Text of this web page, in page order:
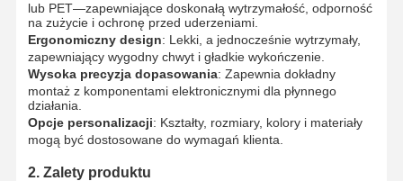
lub PET—zapewniające doskonałą wytrzymałość, odporność
na zużycie i ochronę przed uderzeniami.
Ergonomiczny design: Lekki, a jednocześnie wytrzymały,
zapewniający wygodny chwyt i gładkie wykończenie.
Wysoka precyzja dopasowania: Zapewnia dokładny
montaż z komponentami elektronicznymi dla płynnego
działania.
Opcje personalizacji: Kształty, rozmiary, kolory i materiały
mogą być dostosowane do wymagań klienta.
2. Zalety produktu